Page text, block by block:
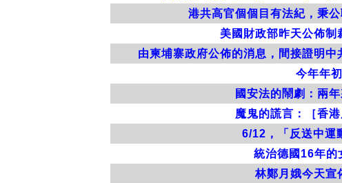
港共高官個個目有法紀，秉
美國財政部昨天公佈制
由柬埔寨政府公佈的消息，間接證明
今年年
國安法的鬧劇：兩
魔鬼的謊言：［香
6/12，「反送中運
統治德國16年的
林鄭月娥今天宣